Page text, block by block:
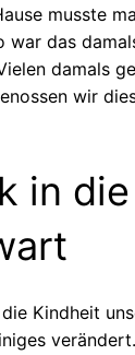
musste
war das
damals
wir
in die
Kindheit